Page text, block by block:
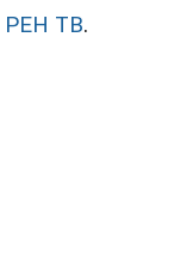
РЕН ТВ.